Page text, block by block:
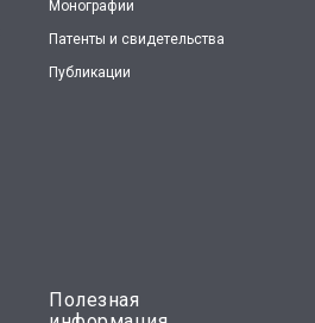
Монографии
Патенты и свидетельства
Публикации
Полезная